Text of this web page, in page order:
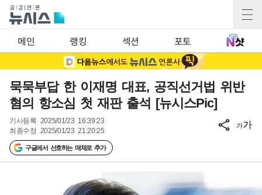
메인 랭킹 섹션 포토
묵묵부답 한 이재명 대표, 공직선거법 위반
혐의 항소심 첫 재판 출석 [뉴시스Pic]
기사등록 2025/01/23 16:39:23
최종수정 2025/01/23 21:20:25
구글에서 선호하는 매체로 추가
가가